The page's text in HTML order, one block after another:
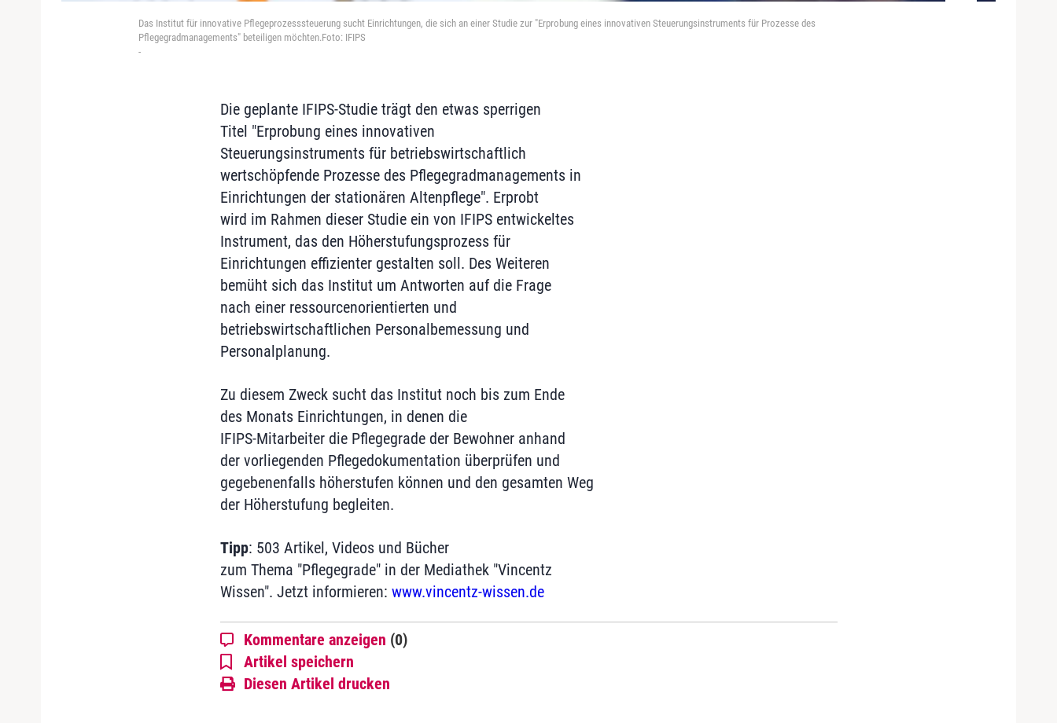
Das Institut für innovative Pflegeprozesssteuerung sucht Einrichtungen, die sich an einer Studie zur "Erprobung eines innovativen Steuerungsinstruments für Prozesse des
Pflegegradmanagements" beteiligen möchten.Foto: IFIPS
-
Die geplante IFIPS-Studie trägt den etwas sperrigen
Titel "Erprobung eines innovativen
Steuerungsinstruments für betriebswirtschaftlich
wertschöpfende Prozesse des Pflegegradmanagements in
Einrichtungen der stationären Altenpflege". Erprobt
wird im Rahmen dieser Studie ein von IFIPS entwickeltes
Instrument, das den Höherstufungsprozess für
Einrichtungen effizienter gestalten soll. Des Weiteren
bemüht sich das Institut um Antworten auf die Frage
nach einer ressourcenorientierten und
betriebswirtschaftlichen Personalbemessung und
Personalplanung.
Zu diesem Zweck sucht das Institut noch bis zum Ende
des Monats Einrichtungen, in denen die
IFIPS-Mitarbeiter die Pflegegrade der Bewohner anhand
der vorliegenden Pflegedokumentation überprüfen und
gegebenenfalls höherstufen können und den gesamten Weg
der Höherstufung begleiten.
Tipp: 503 Artikel, Videos und Bücher
zum Thema "Pflegegrade" in der Mediathek "Vincentz
Wissen". Jetzt informieren: www.vincentz-wissen.de
Kommentare anzeigen (0)
Artikel speichern
Diesen Artikel drucken